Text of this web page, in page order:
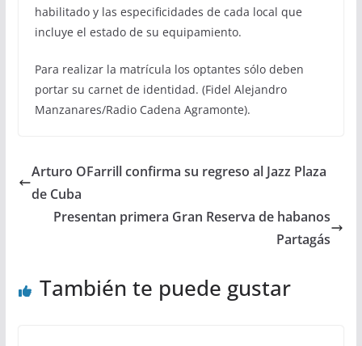
habilitado y las especificidades de cada local que
incluye el estado de su equipamiento.
Para realizar la matrícula los optantes sólo deben
portar su carnet de identidad. (Fidel Alejandro
Manzanares/Radio Cadena Agramonte).
Arturo OFarrill confirma su regreso al Jazz Plaza
de Cuba
Presentan primera Gran Reserva de habanos
Partagás
También te puede gustar